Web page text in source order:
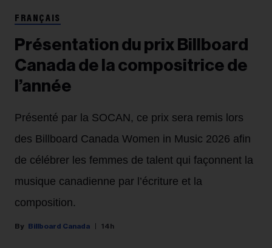
FRANÇAIS
Présentation du prix Billboard
Canada de la compositrice de
l’année
Présenté par la SOCAN, ce prix sera remis lors
des Billboard Canada Women in Music 2026 afin
de célébrer les femmes de talent qui façonnent la
musique canadienne par l’écriture et la
composition.
Billboard Canada 14h